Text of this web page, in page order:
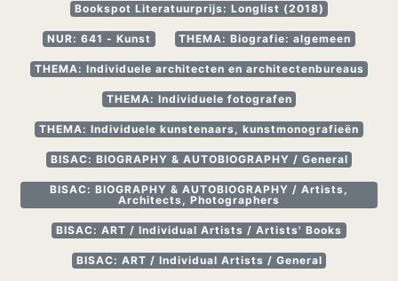
Bookspot Literatuurprijs: Longlist (2018)
NUR: 641 - Kunst THEMA: Biografie: algemeen
THEMA: Individuele architecten en architectenbureaus
THEMA: Individuele fotografen
THEMA: Individuele kunstenaars, kunstmonografieën
BISAC: BIOGRAPHY & AUTOBIOGRAPHY / General
BISAC: BIOGRAPHY & AUTOBIOGRAPHY / Artists,
Architects, Photographers
BISAC: ART / Individual Artists / Artists' Books
BISAC: ART / Individual Artists / General